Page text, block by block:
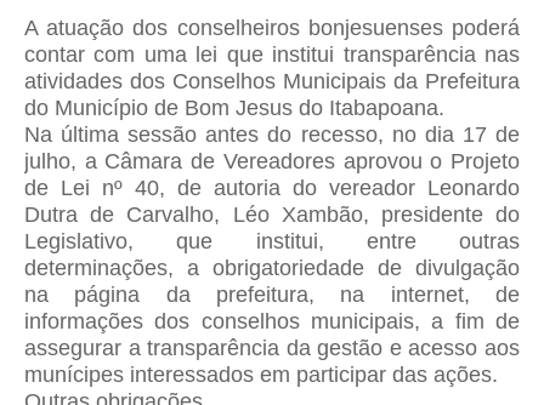
A atuação dos conselheiros bonjesuenses poderá
contar com uma lei que institui transparência nas
atividades dos Conselhos Municipais da Prefeitura
do Município de Bom Jesus do Itabapoana.
Na última sessão antes do recesso, no dia 17 de
julho, a Câmara de Vereadores aprovou o Projeto
de Lei nº 40, de autoria do vereador Leonardo
Dutra de Carvalho, Léo Xambão, presidente do
Legislativo, que institui, entre outras
determinações, a obrigatoriedade de divulgação
na página da prefeitura, na internet, de
informações dos conselhos municipais, a fim de
assegurar a transparência da gestão e acesso aos
munícipes interessados em participar das ações.